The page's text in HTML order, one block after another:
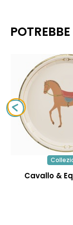
Cavallo &